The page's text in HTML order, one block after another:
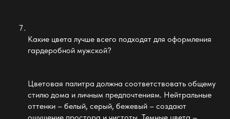
Какие цвета лучше всего подходят для оформления
гардеробной мужской?
Цветовая палитра должна соответствовать общему
стилю дома и личным предпочтениям. Нейтральные
оттенки – белый, серый, бежевый – создают